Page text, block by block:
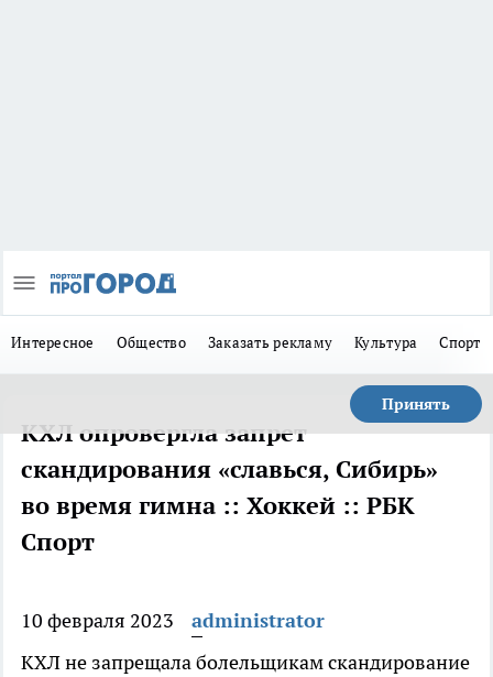
Интересное Общество Заказать рекламу Культура Спорт
Принять
КХЛ опровергла запрет
скандирования «славься, Сибирь»
во время гимна :: Хоккей :: РБК
Спорт
10 февраля 2023
administrator
КХЛ не запрещала болельщикам скандирование